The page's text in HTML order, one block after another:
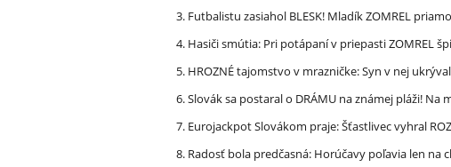
Futbalistu zasiahol BLESK! Mladík ZOMREL
Hasiči smútia: Pri potápaní v priepasti ZOMREL
HROZNÉ tajomstvo v mrazničke: Syn v nej
Slovák sa postaral o DRÁMU na známej pláži! Na
Eurojackpot Slovákom praje: Šťastlivec vyhral
Radosť bola predčasná: Horúčavy poľavia len na